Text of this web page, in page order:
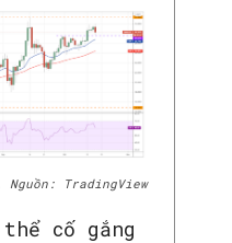
Nguồn: TradingView
cố gắng